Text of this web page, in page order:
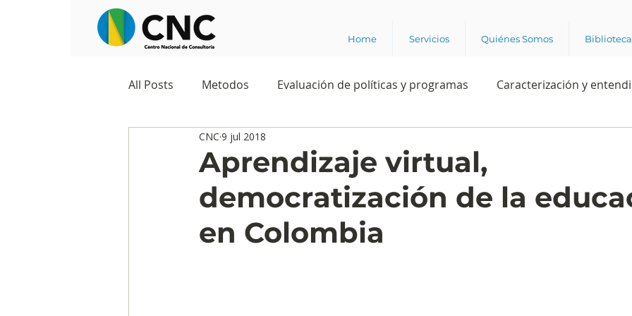
Home Servicios Quiénes Somos Biblioteca
All Posts Metodos Evaluación de políticas y programas Caracterización y
Observatorios sociales
Predicciones y tendencias Rating Política Intención de voto Consultas
Aprendizaje virtual,
democratización de la
en Colombia
CNC 9 jul 2018